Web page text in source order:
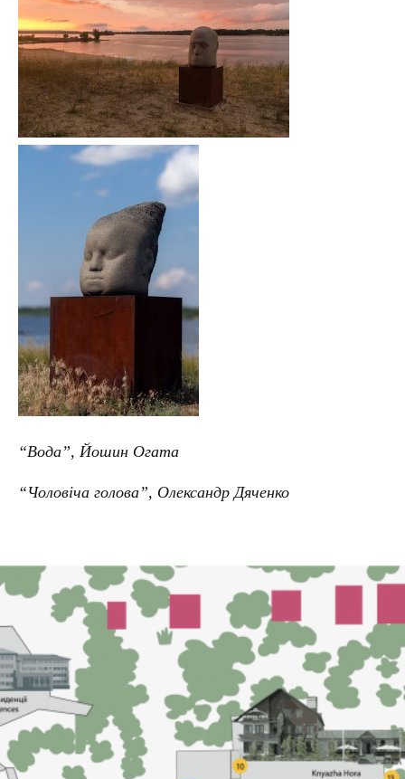
“Вода”, Йошин Огата
“Чоловіча голова”, Олександр Дяченко